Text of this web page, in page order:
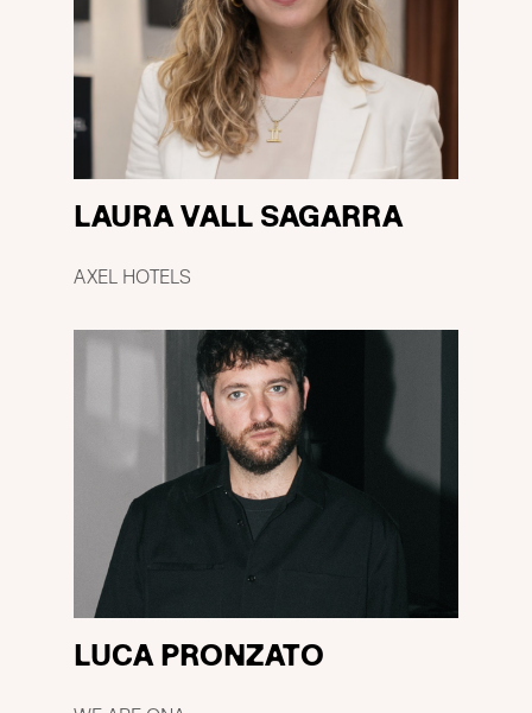
LAURA VALL SAGARRA
AXEL HOTELS
LUCA PRONZATO